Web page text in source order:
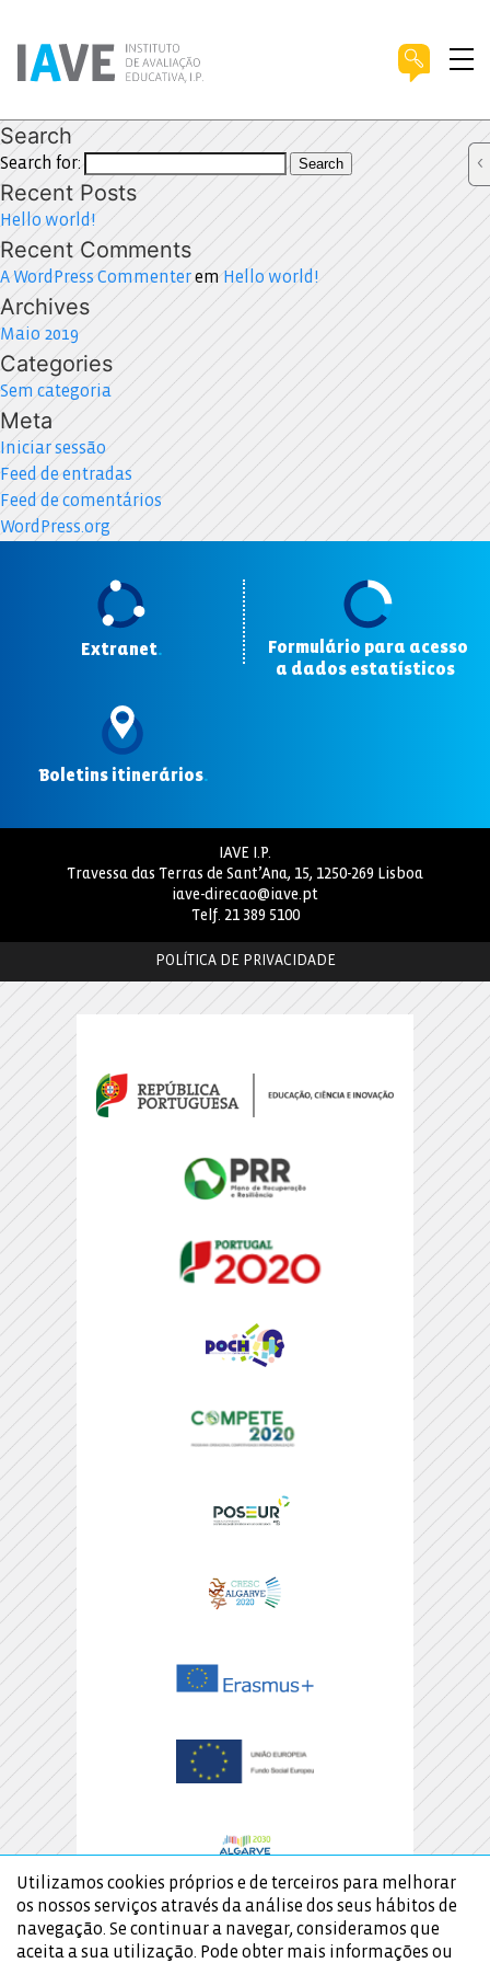
Search
Search for: Search
Recent Posts
Hello world!
Recent Comments
A WordPress Commenterem Hello world!
Archives
Maio 2019
Categories
Sem categoria
Meta
Iniciar sessão
Feed de entradas
Feed de comentários
WordPress.org
Extranet.
Formulário para acesso
a dados estatísticos
Boletins itinerários.
IAVE I.P.
Travessa das Terras de Sant’Ana, 15, 1250-269 Lisboa
iave-direcao@iave.pt
Telf. 21 389 5100
POLÍTICA DE PRIVACIDADE
Utilizamos cookies próprios e de terceiros para melhorar
os nossos serviços através da análise dos seus hábitos de
navegação. Se continuar a navegar, consideramos que
aceita a sua utilização. Pode obter mais informações ou